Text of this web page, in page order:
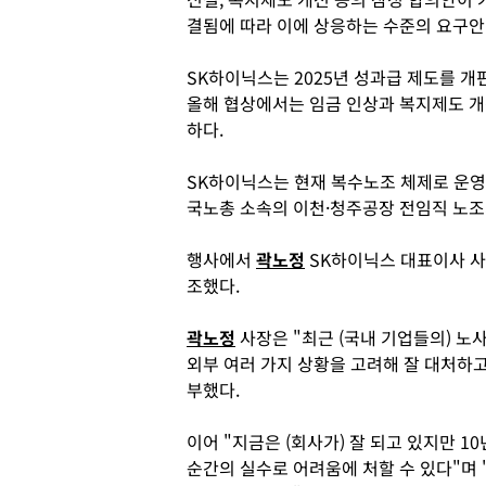
결됨에 따라 이에 상응하는 수준의 요구
SK하이닉스는 2025년 성과급 제도를
올해 협상에서는 임금 인상과 복지제도
하다.
SK하이닉스는 현재 복수노조 체제로 운
국노총 소속의 이천·청주공장 전임직 노
행사에서 곽노정 SK하이닉스 대표이사
조했다.
곽노정 사장은 "최근 (국내 기업들의) 노
외부 여러 가지 상황을 고려해 잘 대처
부했다.
이어 "지금은 (회사가) 잘 되고 있지만
순간의 실수로 어려움에 처할 수 있다"